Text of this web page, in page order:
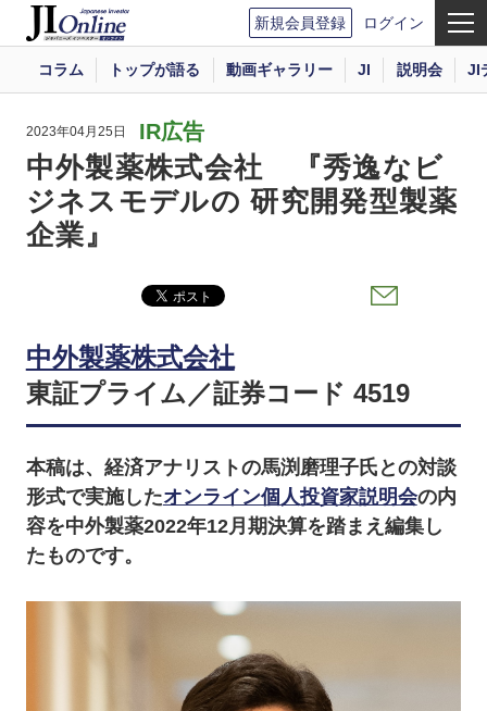
新規会員登録 ログイン
コラム トップが語る 動画ギャラリー JI 説明会 JI
2023年04月25日 IR広告
中外製薬株式会社 『秀逸なビ
ジネスモデルの 研究開発型製薬
企業』
中外製薬株式会社
東証プライム／証券コード 4519
本稿は、経済アナリストの馬渕磨理子氏との対談
形式で実施したオンライン個人投資家説明会の内
容を中外製薬2022年12月期決算を踏まえ編集し
たものです。